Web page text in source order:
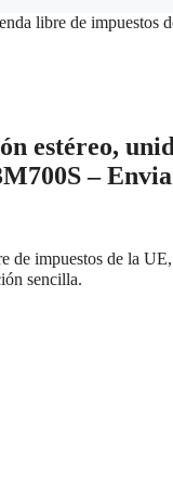
libre de impuestos
estéreo,
–
impuestos de la
sencilla.